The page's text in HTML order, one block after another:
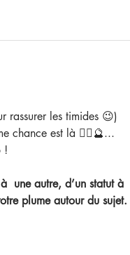
rassurer les timides 😉)
chance est là 🧚‍♀️🔮...
!
une autre, d’un statut
plume autour du sujet.